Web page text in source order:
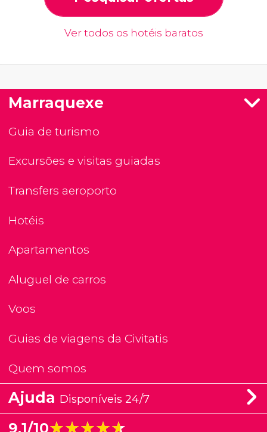
Ver todos os hotéis baratos
Marraquexe
Guia de turismo
Excursões e visitas guiadas
Transfers aeroporto
Hotéis
Apartamentos
Aluguel de carros
Voos
Guias de viagens da Civitatis
Quem somos
Ajuda Disponíveis 24/7
9,1/10★★★★★
★★★★★